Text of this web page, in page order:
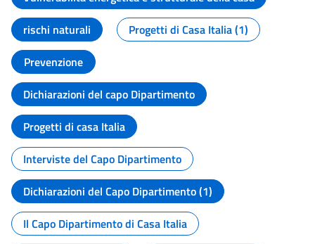
rischi naturali
Progetti di Casa Italia (1)
Prevenzione
Dichiarazioni del capo Dipartimento
Progetti di casa Italia
Interviste del Capo Dipartimento
Dichiarazioni del Capo Dipartimento (1)
Il Capo Dipartimento di Casa Italia